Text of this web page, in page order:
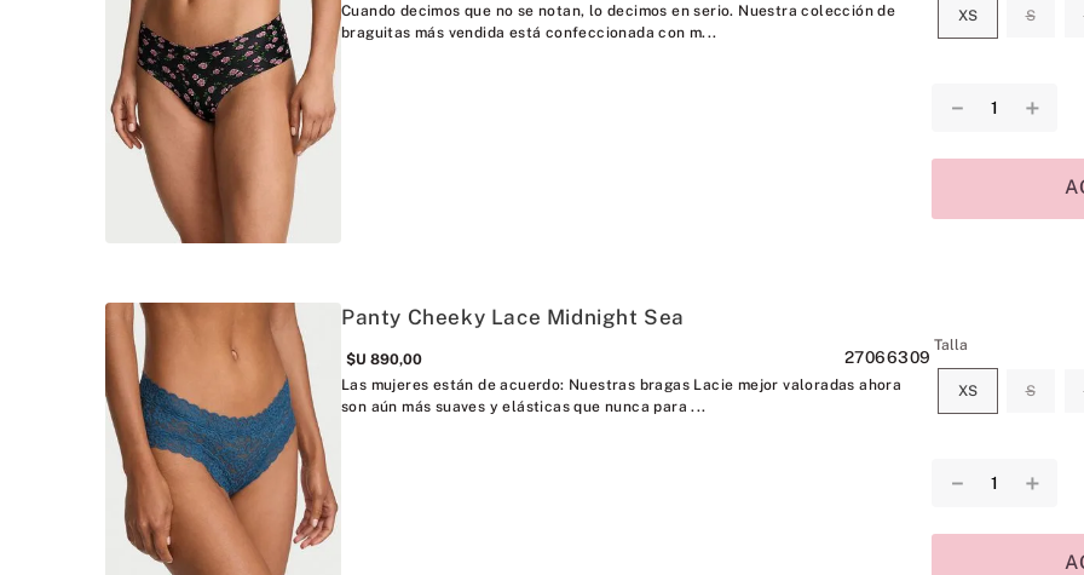
Cuando decimos que no se notan, lo decimos en serio. Nuestra colección de
braguitas más vendida está confeccionada con m...
XS S
＋
－
Panty Cheeky Lace Midnight Sea
$U 890,00 27066309
Las mujeres están de acuerdo: Nuestras bragas Lacie mejor valoradas ahora
son aún más suaves y elásticas que nunca para ...
Talla
XS S
＋
－